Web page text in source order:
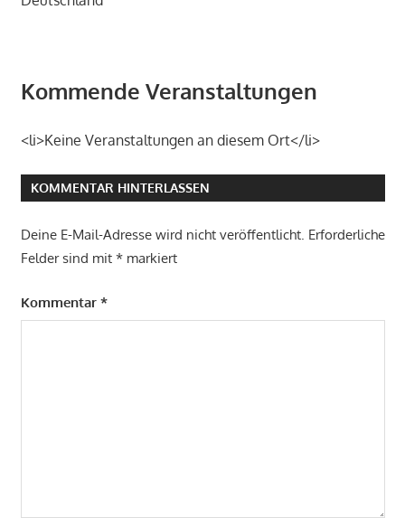
Kommende Veranstaltungen
<li>Keine Veranstaltungen an diesem Ort</li>
KOMMENTAR HINTERLASSEN
Deine E-Mail-Adresse wird nicht veröffentlicht. Erforderliche
Felder sind mit *markiert
Kommentar *